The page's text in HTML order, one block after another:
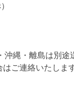
縄・離島は別途
ご連絡いたします